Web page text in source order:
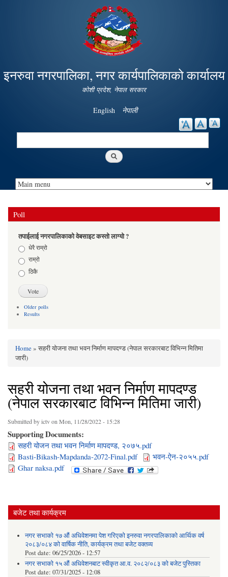
Skip to
main
content
इनरुवा नगरपालिका, नगर कार्यपालिकाको कार्यालय
कोशी प्रदेश, नेपाल सरकार
English नेपाली
Search
Poll
तपाईलाई नगरपालिकाको वेबसाइट कस्तो लाग्यो ?
Choicesधेरै राम्रो
राम्रो
ठिकै
Older polls
Results
You are here
Home» सहरी योजना तथा भवन निर्माण मापदण्ड (नेपाल सरकारबाट विभिन्न मितिमा
जारी)
सहरी योजना तथा भवन निर्माण मापदण्ड
(नेपाल सरकारबाट विभिन्न मितिमा जारी)
Submitted byictvon Mon, 11/28/2022 - 15:28
Supporting Documents:
सहरी योजन तथा भवन निर्माण मापदण्ड, २०७५.pdf
Basti-Bikash-Mapdanda-2072-Final.pdf
भवन-ऐन-२०५५.pdf
Ghar naksa.pdf
बजेट तथा कार्यक्रम
नगर सभाको १७ औं अधिवेशनमा पेश गरिएको इनरुवा नगरपालिकाको आर्थिक वर्ष
२०८३/०८४ को वार्षिक नीति, कार्यक्रम तथा बजेट वक्तव्य
Post date: 06/25/2026 - 12:57
नगर सभाको १५ औं अधिवेशनबाट स्वीकृत आ.व. २०८२/०८३ को बजेट पुस्तिका
Post date: 07/31/2025 - 12:08